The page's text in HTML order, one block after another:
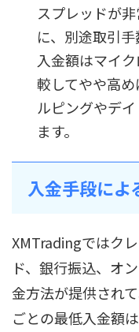
スプレッドが
に、別途取引
入金額はマイ
較してやや高
ルピングやデ
ます。
入金手段によ
XMTradingではク
ド、銀行振込、オ
金方法が提供され
ごとの最低入金額